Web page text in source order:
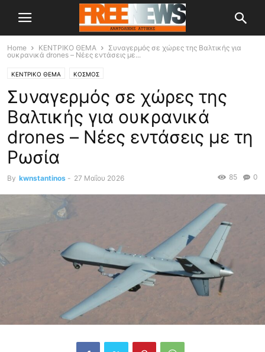
Home ΚΕΝΤΡΙΚΟ ΘΕΜΑ
Συναγερμός σε χώρες της Βαλτικής για
ουκρανικά drones – Νέες εντάσεις με...
ΚΕΝΤΡΙΚΟ ΘΕΜΑ ΚΟΣΜΟΣ
Συναγερμός σε χώρες της
Βαλτικής για ουκρανικά
drones – Νέες εντάσεις με τη
Ρωσία
By kwnstantinos - 27 Μαΐου 2026 0
85